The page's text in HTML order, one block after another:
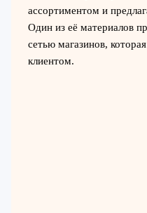
ассортиментом и
Один из её материалов
сетью магазинов,
клиентом.